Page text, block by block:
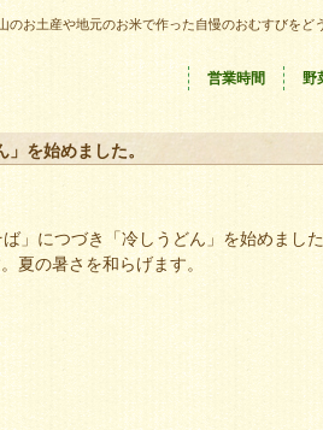
のお土産や地元のお米で作った自慢のおむすびを
営業時間 野
を始めました。
」につづき「冷しうどん」を始めまし
夏の暑さを和らげます。